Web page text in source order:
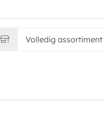
Volledig assortiment